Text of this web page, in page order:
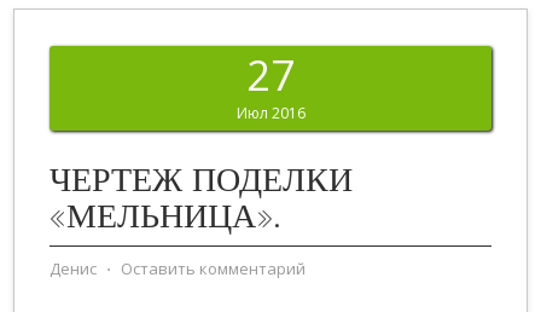
27
Июл 2016
ЧЕРТЕЖ ПОДЕЛКИ
«МЕЛЬНИЦА».
Денис ⋅ Оставить комментарий